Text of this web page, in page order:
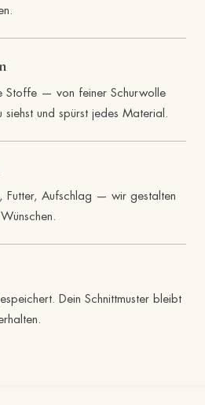
Stoffe — von feiner Schurwolle
siehst und spürst jedes Material.
Futter, Aufschlag — wir gestalten
Dein Schnittmuster bleibt